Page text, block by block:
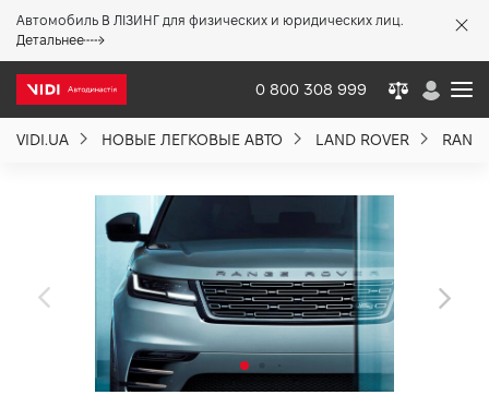
Автомобиль В ЛІЗИНГ для физических и юридических лиц.
Детальнее
0 800 308 999
VIDI.UA НОВЫЕ ЛЕГКОВЫЕ АВТО LAND ROVER
Акции %
Новости
Политика качества